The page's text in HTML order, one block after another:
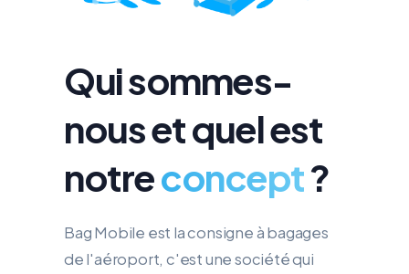
Qui sommes-
nous et quel est
notreconcept?
Bag Mobile est la consigne à bagages
de l'aéroport, c'est une société qui